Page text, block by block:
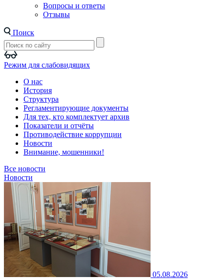
Вопросы и ответы
Отзывы
Поиск
Режим для слабовидящих
О нас
История
Структура
Регламентирующие документы
Для тех, кто комплектует архив
Показатели и отчёты
Противодействие коррупции
Новости
Внимание, мошенники!
Все новости
Новости
05.08.2026